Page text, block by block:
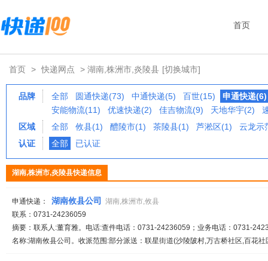
首页
首页 > 快递网点 > 湖南,株洲市,炎陵县 [切换城市]
品牌 全部 圆通快递(73) 中通快递(5) 百世(15)
申通快递(6)
安能物流(11)
优速快递(2) 佳吉物流(9) 天地华宇(2)
区域
全部 攸县(1) 醴陵市(1) 茶陵县(1) 芦淞区(1)
云龙示
认证
全部 已认证
湖南,株洲市,炎陵县快递信息
申通快递： 湖南攸县公司
湖南,株洲市,攸县
联系：0731-24236059
摘要：联系人:董育雅。电话:查件电话：0731-24236059；业务电话：0731-
名称:湖南攸县公司。收派范围:部分派送：联星街道(沙陵陂村,万古桥社区,百花社